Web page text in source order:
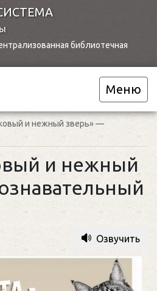
библиотечная
Меню
и нежный зверь» —
и нежный
Озвучить